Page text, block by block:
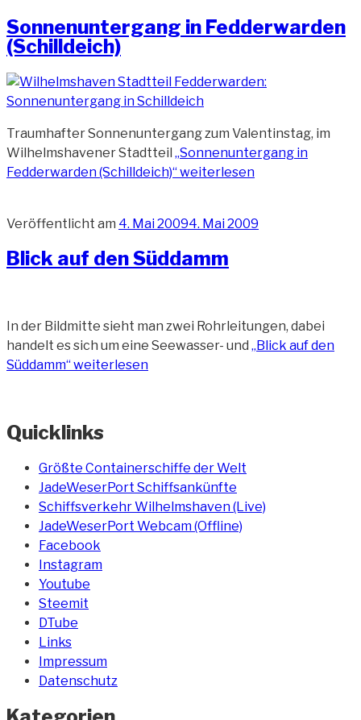
Sonnenuntergang in Fedderwarden
(Schilldeich)
Traumhafter Sonnenuntergang zum Valentinstag, im
Wilhelmshavener Stadtteil „Sonnenuntergang in
Fedderwarden (Schilldeich)“weiterlesen
Veröffentlicht am 4. Mai 20094. Mai 2009
Blick auf den Süddamm
In der Bildmitte sieht man zwei Rohrleitungen, dabei
handelt es sich um eine Seewasser- und „Blick auf den
Süddamm“weiterlesen
Quicklinks
Größte Containerschiffe der Welt
JadeWeserPort Schiffsankünfte
Schiffsverkehr Wilhelmshaven (Live)
JadeWeserPort Webcam (Offline)
Facebook
Instagram
Youtube
Steemit
DTube
Links
Impressum
Datenschutz